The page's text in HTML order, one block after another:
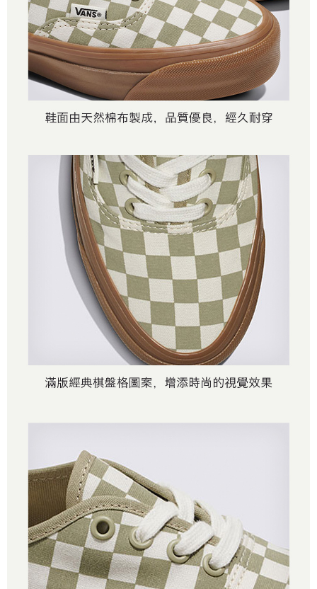
【注意事項】
１．透過由恩沛科技股份有限公司提供之「AFTEE先享後付」服務完成之交
易，需依本服務之必要範圍內提供個人資料，並將交易相關給付款項請求債
權轉讓予恩沛科技股份有限公司。
２．關於個人資料處理事宜，請瀏覽以下網址：
https://aftee.tw/terms/#terms3
３．未成年的使用者請事先徵得法定代理人或監護人之同意方可使用
「AFTEE先享後付」，若未經同意申辦者引起之損失，本公司不負相關責
請求用戶進行身份認證。
５．嚴禁一人註冊多個帳號或使用他人資訊註冊。若發現惡意使用之情形，
恩沛科技股份有限公司將有權停止該用戶之使用額度並採取法律行動。
7-11取貨付款
免運費
付款後7-11取貨
免運費
宅配